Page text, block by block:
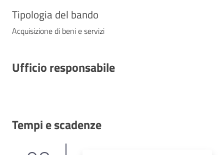
Tipologia del bando
Acquisizione di beni e servizi
Ufficio responsabile
Tempi e scadenze